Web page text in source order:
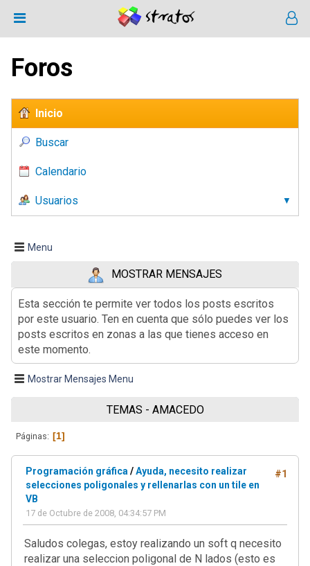
Foros
Inicio
Buscar
Calendario
Usuarios
Menu
MOSTRAR MENSAJES
Esta sección te permite ver todos los posts escritos
por este usuario. Ten en cuenta que sólo puedes ver los
posts escritos en zonas a las que tienes acceso en
este momento.
Mostrar Mensajes Menu
TEMAS - AMACEDO
Páginas 1
#1
Programación gráfica /Ayuda, necesito realizar
selecciones poligonales y rellenarlas con un tile en
VB
17 de Octubre de 2008, 04:34:57 PM
Saludos colegas, estoy realizando un soft q necesito
realizar una seleccion poligonal de N lados (esto es